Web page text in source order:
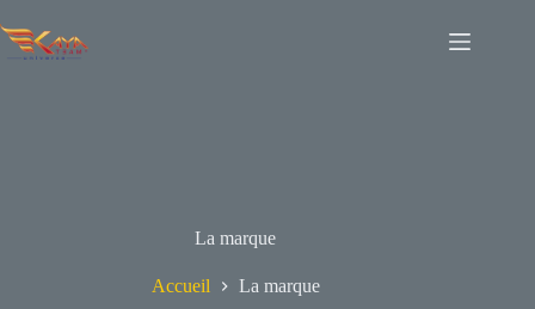
au
contenu
La marque
Accueil La marque